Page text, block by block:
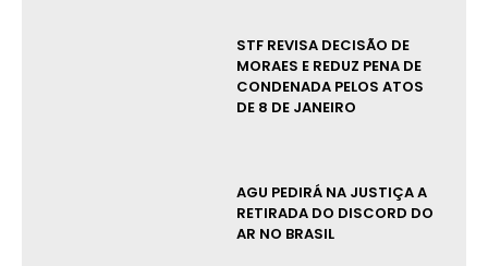
STF REVISA DECISÃO DE
MORAES E REDUZ PENA DE
CONDENADA PELOS ATOS
DE 8 DE JANEIRO
AGU PEDIRÁ NA JUSTIÇA A
RETIRADA DO DISCORD DO
AR NO BRASIL